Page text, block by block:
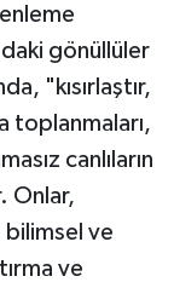
gönüllüler
"kısırlaştır,
toplanmaları,
canlıların
Onlar,
ve
ve